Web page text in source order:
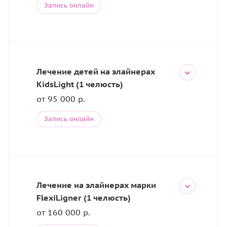
Запись онлайн
Лечение детей на элайнерах
KidsLight (1 челюсть)
от 95 000 р.
Запись онлайн
Лечение на элайнерах марки
FlexiLigner (1 челюсть)
от 160 000 р.